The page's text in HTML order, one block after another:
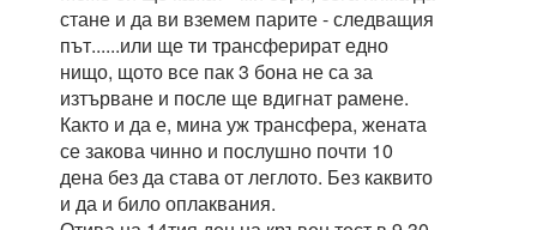
стане и да ви вземем парите - следващия
път......или ще ти трансферират едно
нищо, щото все пак 3 бона не са за
изтърване и после ще вдигнат рамене.
Както и да е, мина уж трансфера, жената
се закова чинно и послушно почти 10
дена без да става от леглото. Без каквито
и да и било оплаквания.